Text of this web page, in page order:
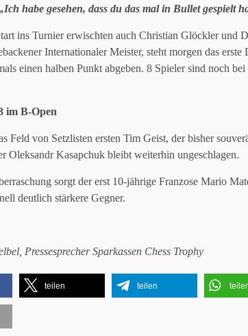
habe gesehen, dass du das mal in Bullet gespielt
ins Turnier erwischten auch Christian Glöckler und
Internationaler Meister, steht morgen das
einen halben Punkt abgeben. 8 Spieler sind noch
im B-Open
Feld von Setzlisten ersten Tim Geist, der bisher
Oleksandr Kasapchuk bleibt weiterhin ungeschlagen.
sorgt der erst 10-jährige Franzose Mario
deutlich stärkere Gegner.
Pressesprecher Sparkassen Chess Trophy
teilen teilen